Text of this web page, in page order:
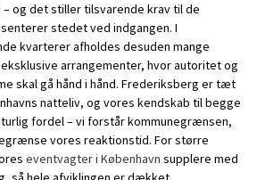
og det stiller tilsvarende krav til de
stedet ved indgangen. I
kvarterer afholdes desuden mange
arrangementer, hvor autoritet og
skal gå hånd i hånd. Frederiksberg er tæt
natteliv, og vores kendskab til begge
fordel – vi forstår kommunegrænsen,
vores reaktionstid. For større
eventvagter i København supplere med